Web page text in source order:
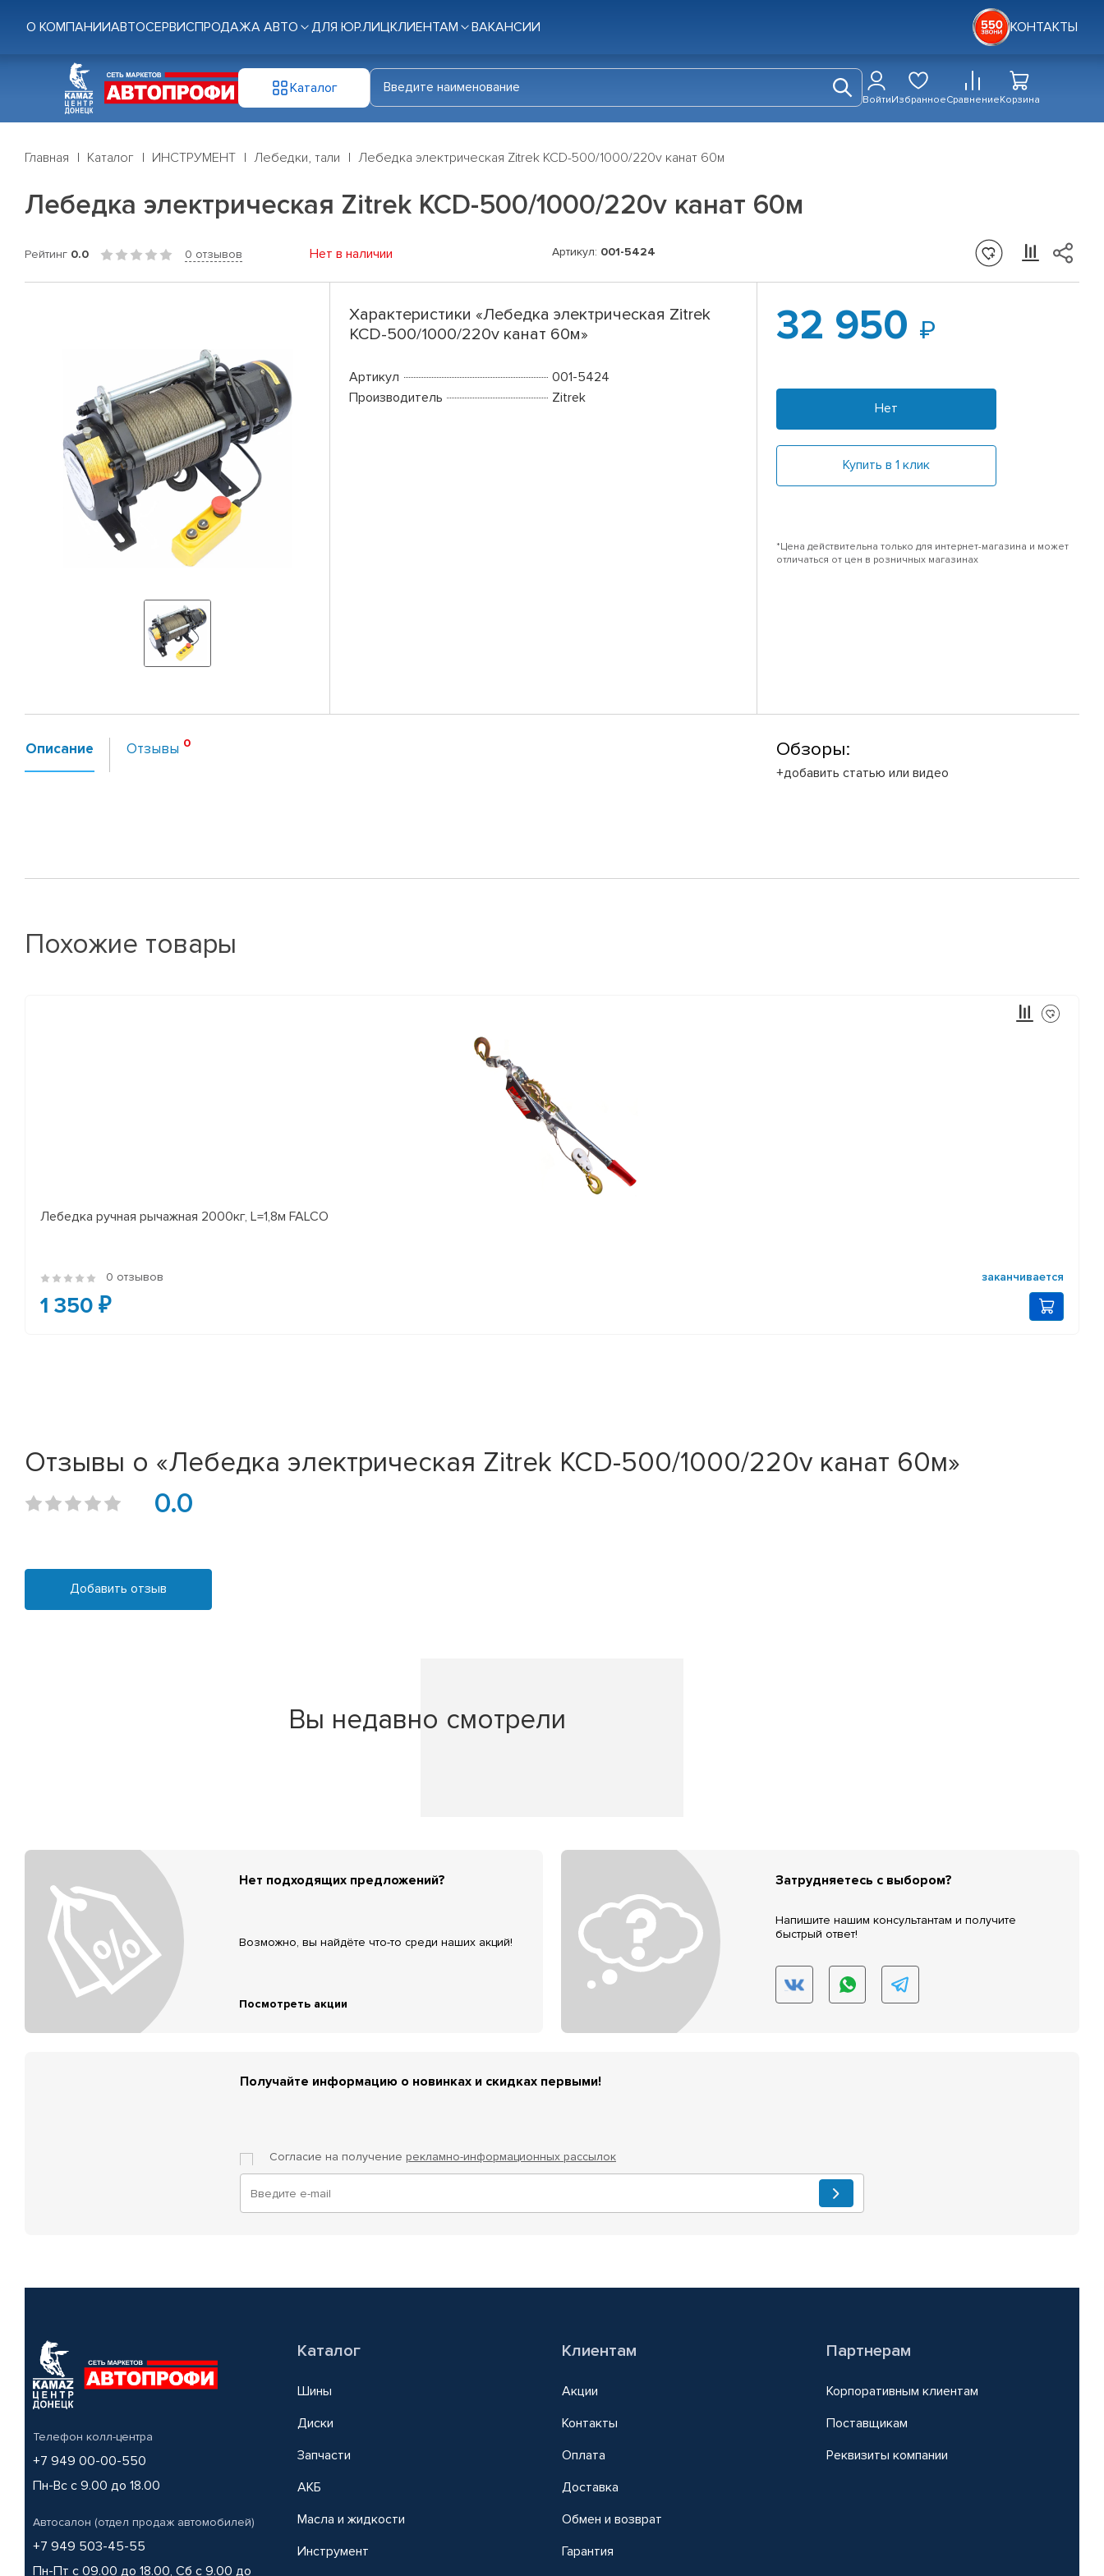
О КОМПАНИИАВТОСЕРВИСПРОДАЖА АВТО ДЛЯ ЮР.ЛИЦКЛИЕНТАМ ВАКАНСИИ КОНТАКТЫ
Каталог
ВойтиИзбранноеСравнениеКорзина
Главная Каталог ИНСТРУМЕНТ Лебедки, тали Лебедка электрическая Zitrek KCD-500/1000/220v канат 60м
Лебедка электрическая Zitrek KCD-500/1000/220v канат 60м
Рейтинг 0.0 0 отзывов Нет в наличии Артикул: 001-5424
Характеристики «Лебедка электрическая Zitrek
KCD-500/1000/220v канат 60м»
Артикул
001-5424
Производитель
Zitrek
32 950
Нет
Купить в 1 клик
*Цена действительна только для интернет-магазина и может
отличаться от цен в розничных магазинах
Описание Отзывы Обзоры:
+добавить статью или видео
Похожие товары
Лебедка ручная рычажная 2000кг, L=1,8м FALCO
0 отзывов заканчивается
1 350 ₽
Отзывы о «Лебедка электрическая Zitrek KCD-500/1000/220v канат 60м»
0.0
Добавить отзыв
Вы недавно смотрели
Нет подходящих предложений?
Возможно, вы найдёте что-то среди наших акций!
Посмотреть акции
Затрудняетесь с выбором?
Напишите нашим консультантам и получите
быстрый ответ!
Получайте информацию о новинках и скидках первыми!
Согласие на получение рекламно-информационных рассылок
Телефон колл-центра
+7 949 00-00-550
Пн-Вс с 9.00 до 18.00
Автосалон (отдел продаж автомобилей)
+7 949 503-45-55
Пн-Пт с 09.00 до 18.00, Сб с 9.00 до
Каталог
Шины
Диски
Запчасти
АКБ
Масла и жидкости
Инструмент
Клиентам
Акции
Контакты
Оплата
Доставка
Обмен и возврат
Гарантия
Партнерам
Корпоративным клиентам
Поставщикам
Реквизиты компании